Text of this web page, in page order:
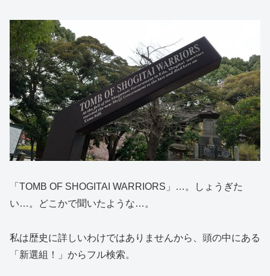
「TOMB OF SHOGITAI WARRIORS」…。しょうぎた
い…。どこかで聞いたような…。
私は歴史に詳しいわけではありませんから、頭の中にある
「新選組！」からフル検索。